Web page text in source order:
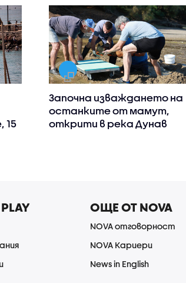
15
Започна изваждането на
останките от мамут,
открити в река Дунав
ОЩЕ ОТ NOVA
NOVA отговорност
NOVA Кариери
News in English